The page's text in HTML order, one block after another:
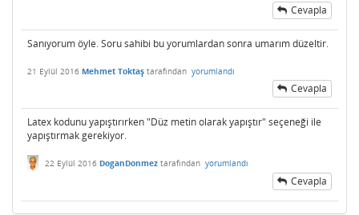
Cevapla
Sanıyorum öyle. Soru sahibi bu yorumlardan sonra umarım düzeltir.
21 Eylül 2016 Mehmet Toktaş tarafından yorumlandı
Cevapla
Latex kodunu yapıştırırken "Düz metin olarak yapıştır" seçeneği ile
yapıştırmak gerekiyor.
22 Eylül 2016 DoganDonmez tarafından yorumlandı
Cevapla